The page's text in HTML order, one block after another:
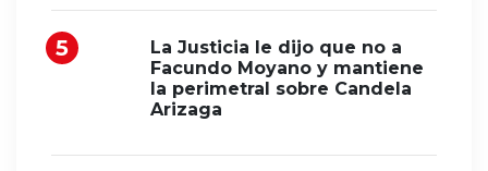
La Justicia le dijo que no a
Facundo Moyano y mantiene
la perimetral sobre Candela
Arizaga